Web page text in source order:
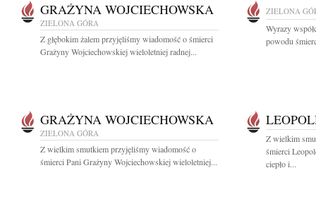
GRAŻYNA WOJCIECHOWSKA
ZIELONA GÓRA
Z głębokim żalem przyjęliśmy wiadomość o śmierci
Grażyny Wojciechowskiej wieloletniej radnej...
ZIELONA
Wyrazy
powodu
GRAŻYNA WOJCIECHOWSKA
ZIELONA GÓRA
Z wielkim smutkiem przyjęliśmy wiadomość o
śmierci Pani Grażyny Wojciechowskiej wieloletniej...
Z wielkim
śmierci
ciepło i...